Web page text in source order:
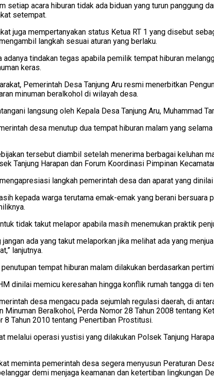
setiap acara hiburan tidak ada biduan yang turun panggung
setempat.
juga mempertanyakan status Ketua RT 1 yang disebut
langkah sesuai aturan yang berlaku.
adanya tindakan tegas apabila pemilik tempat hiburan
keras.
Pemerintah Desa Tanjung Aru resmi menerbitkan
minuman beralkohol di wilayah desa.
langsung oleh Kepala Desa Tanjung Aru, Muhammad
desa menutup dua tempat hiburan malam yang
tersebut diambil setelah menerima berbagai keluhan
Tanjung Harapan dan Forum Koordinasi Pimpinan
langkah pemerintah desa dan aparat yang
kepada warga terutama emak-emak yang berani
tidak takut melapor apabila masih menemukan praktik
jangan ada yang takut melaporkan jika melihat ada yang
lanjutnya.
tempat hiburan malam dilakukan berdasarkan
dinilai memicu keresahan hingga konflik rumah tangga di
desa mengacu pada sejumlah regulasi daerah, di
Minuman Beralkohol, Perda Nomor 28 Tahun 2008 tentang
8 Tahun 2010 tentang Penertiban Prostitusi.
melalui operasi yustisi yang dilakukan Polsek Tanjung
meminta pemerintah desa segera menyusun Peraturan
demi menjaga keamanan dan ketertiban lingkungan